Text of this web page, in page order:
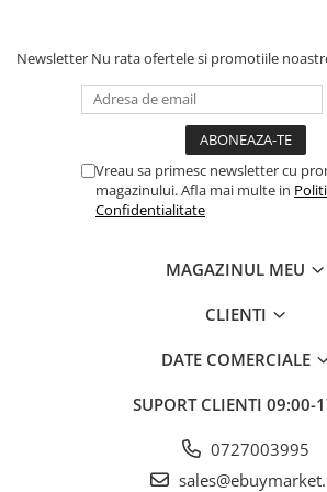
Balonul se livreaza neumflat.
Setul contine un pai transparent pentru
Poate fi umflat cu aer sau heliu.
Alege baloanele pentru a transforma orice
Newsletter Nu rata ofertele si promotiile
Vreau sa primesc newsletter cu
magazinului. Afla mai multe in
Confidentialitate
MAGAZINUL MEU
CLIENTI
DATE COMERCIALE
SUPORT CLIENTI 09:00-
0727003995